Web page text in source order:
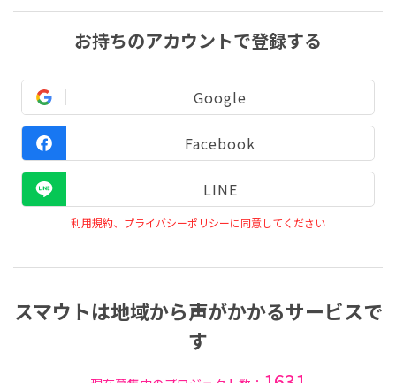
お持ちのアカウントで登録する
Google
Facebook
LINE
利用規約、プライバシーポリシーに同意してください
スマウトは地域から声がかかるサービスで
す